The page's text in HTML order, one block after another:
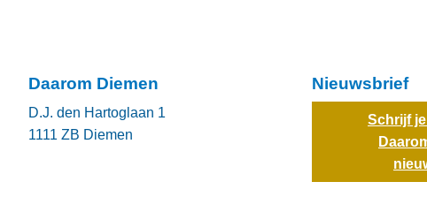
Daarom Diemen
D.J. den Hartoglaan 1
1111 ZB Diemen
Nieuwsbrief
Schrijf